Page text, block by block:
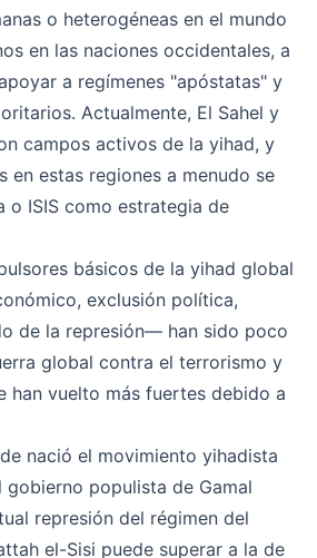
o heterogéneas en el mundo
en las naciones occidentales, a
a regímenes "apóstatas" y
Actualmente, El Sahel y
campos activos de la yihad, y
en estas regiones a menudo se
o ISIS como estrategia de
básicos de la yihad global
exclusión política,
de la represión― han sido poco
global contra el terrorismo y
han vuelto más fuertes debido a
nació el movimiento yihadista
gobierno populista de Gamal
represión del régimen del
el-Sisi puede superar a la de